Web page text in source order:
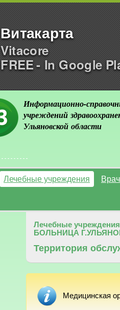
Витакарта
Vitacore
FREE - In Google
Информационно-
учреждений
Ульяновской области
Лечебные учреждения
Лечебные учреждения
БОЛЬНИЦА
Территория
Медицинская